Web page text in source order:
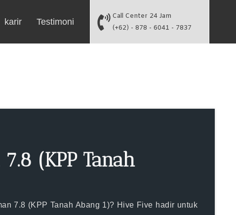
karir Testimoni
Call Center 24 Jam
(+62) - 878 - 6041 - 7837
(KPP Tanah
7.8 (KPP Tanah Abang 1)? Hive Five hadir untuk